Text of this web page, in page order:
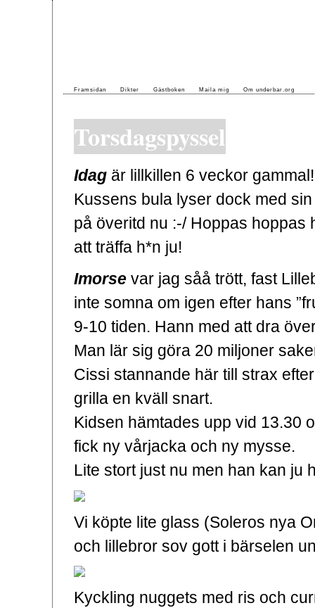
Framsidan Dikter Gästboken Maila mig Om underbar.org
Torsdagspyssel
Idag är lillkillen 6 veckor
Kussens bula lyser dock med
på överitd nu :-/ Hoppas hoppas
att träffa h*n ju!
Imorse var jag såå trött, fast
inte somna om igen efter hans
9-10 tiden. Hann med att dra
Man lär sig göra 20 miljoner
Cissi stannande här till strax
grilla en kväll snart.
Kidsen hämtades upp vid 13.30
fick ny vårjacka och ny mysse.
Lite stort just nu men han kan ju
Vi köpte lite glass (Soleros nya
och lillebror sov gott i bärselen
Kyckling nuggets med ris och